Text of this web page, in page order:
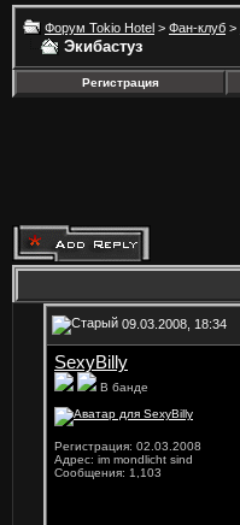
Форум Tokio Hotel > Фан-клуб >
Экибастуз
Регистрация
09.03.2008, 18:34
SexyBilly
В банде
Регистрация: 02.03.2008
Адрес: im mondlicht sind
Сообщения: 1,103